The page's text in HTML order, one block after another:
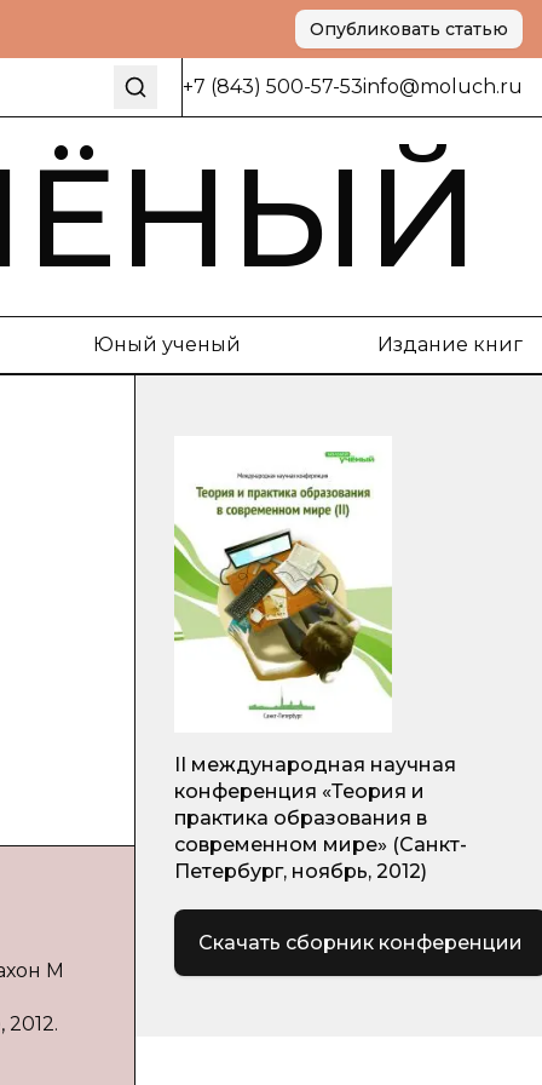
Опубликовать статью
+7 (843) 500-57-53info@moluch.ru
Юный ученый Издание книг
М
II международная научная
конференция «Теория и
практика образования в
современном мире» (Санкт-
Петербург, ноябрь, 2012)
Скачать сборник конференции